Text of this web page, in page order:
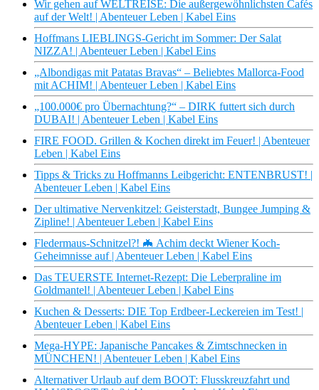
Wir gehen auf WELTREISE: Die außergewöhnlichsten Cafés
auf der Welt! | Abenteuer Leben | Kabel Eins
Hoffmans LIEBLINGS-Gericht im Sommer: Der Salat
NIZZA! | Abenteuer Leben | Kabel Eins
„Albondigas mit Patatas Bravas“ – Beliebtes Mallorca-Food
mit ACHIM! | Abenteuer Leben | Kabel Eins
„100.000€ pro Übernachtung?“ – DIRK futtert sich durch
DUBAI! | Abenteuer Leben | Kabel Eins
FIRE FOOD. Grillen & Kochen direkt im Feuer! | Abenteuer
Leben | Kabel Eins
Tipps & Tricks zu Hoffmanns Leibgericht: ENTENBRUST! |
Abenteuer Leben | Kabel Eins
Der ultimative Nervenkitzel: Geisterstadt, Bungee Jumping &
Zipline! | Abenteuer Leben | Kabel Eins
Fledermaus-Schnitzel?! 🦇 Achim deckt Wiener Koch-
Geheimnisse auf | Abenteuer Leben | Kabel Eins
Das TEUERSTE Internet-Rezept: Die Leberpraline im
Goldmantel! | Abenteuer Leben | Kabel Eins
Kuchen & Desserts: DIE Top Erdbeer-Leckereien im Test! |
Abenteuer Leben | Kabel Eins
Mega-HYPE: Japanische Pancakes & Zimtschnecken in
MÜNCHEN! | Abenteuer Leben | Kabel Eins
Alternativer Urlaub auf dem BOOT: Flusskreuzfahrt und